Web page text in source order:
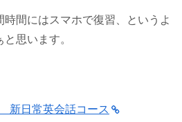
間にはスマホで復習、というよ
思います。
新日常英会話コース